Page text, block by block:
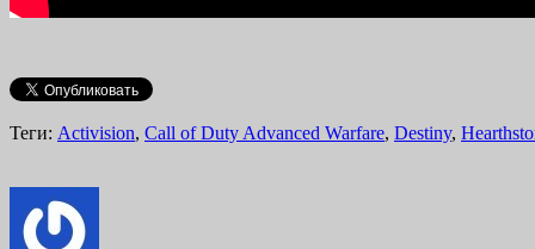
Теги: Activision, Call of Duty Advanced Warfare, Destiny,